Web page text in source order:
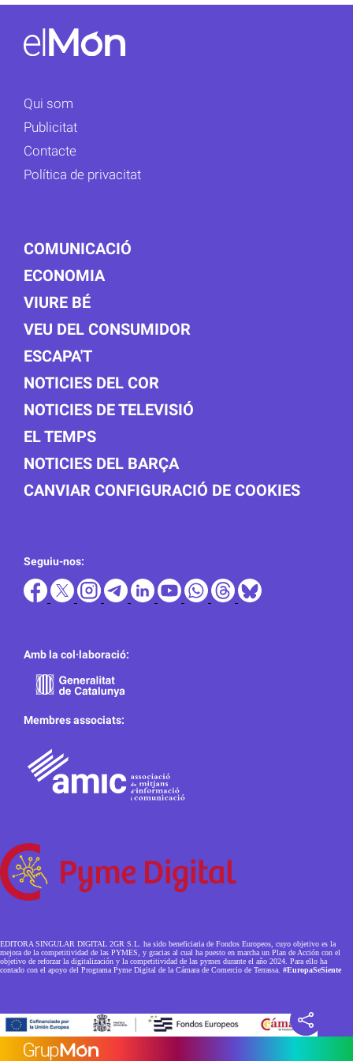
Qui som
Publicitat
Contacte
Política de privacitat
COMUNICACIÓ
ECONOMIA
VIURE BÉ
VEU DEL CONSUMIDOR
ESCAPA'T
NOTICIES DEL COR
NOTICIES DE TELEVISIÓ
EL TEMPS
NOTICIES DEL BARÇA
CANVIAR CONFIGURACIÓ DE COOKIES
Seguiu-nos:
Amb la col·laboració:
Membres associats:
EDITORA SINGULAR DIGITAL 2GR S.L. ha sido beneficiaria de Fondos Europeos, cuyo objetivo es la
mejora de la competitividad de las PYMES, y gracias al cual ha puesto en marcha un Plan de Acción con el
objetivo de reforzar la digitalización y la competitividad de las pymes durante el año 2024. Para ello ha
contado con el apoyo del Programa Pyme Digital de la Cámara de Comercio de Terrassa. #EuropaSeSiente